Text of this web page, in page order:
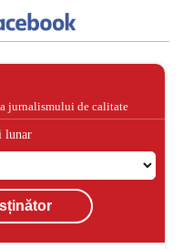
jurnalismului de calitate
lunar